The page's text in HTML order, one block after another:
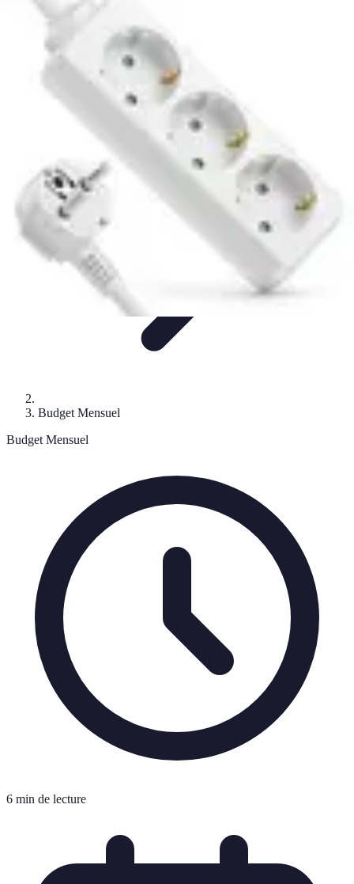
Astuces Pour Économiser
Économies QuotidiennesÉnergie
et Cuisine
Astuces Pour Économiser
Budget Mensuel
Budget Mensuel
6 min de lecture